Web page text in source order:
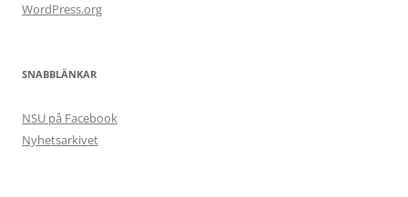
WordPress.org
SNABBLÄNKAR
NSU på Facebook
Nyhetsarkivet